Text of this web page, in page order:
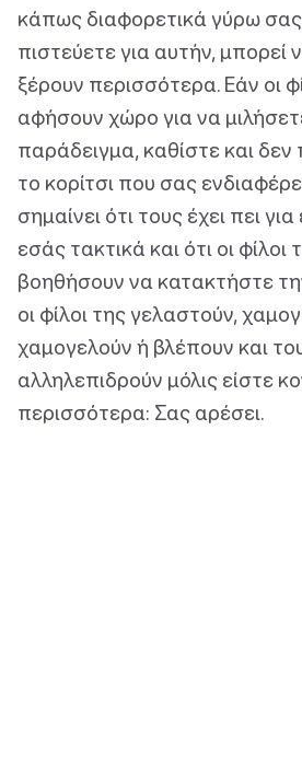
κάπως διαφορετικά γύρω σας
πιστεύετε για αυτήν, μπορεί
ξέρουν περισσότερα. Εάν οι
αφήσουν χώρο για να
παράδειγμα, καθίστε και δεν
το κορίτσι που σας
σημαίνει ότι τους έχει πει
εσάς τακτικά και ότι οι
βοηθήσουν να κατακτήστε
οι φίλοι της γελαστούν,
χαμογελούν ή βλέπουν και
αλληλεπιδρούν μόλις είστε
περισσότερα: Σας αρέσει.